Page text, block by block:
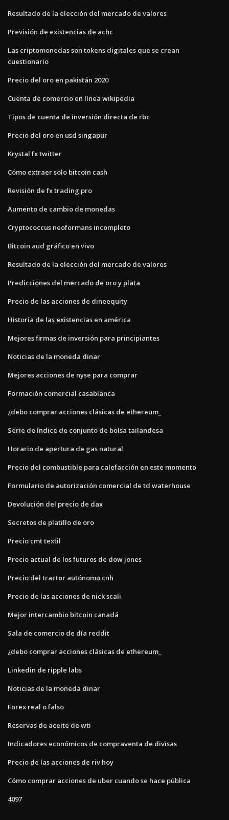
Resultado de la elección del mercado de valores
Previsión de existencias de achc
Las criptomonedas son tokens digitales que se crean
cuestionario
Precio del oro en pakistán 2020
Cuenta de comercio en línea wikipedia
Tipos de cuenta de inversión directa de rbc
Precio del oro en usd singapur
Krystal fx twitter
Cómo extraer solo bitcoin cash
Revisión de fx trading pro
Aumento de cambio de monedas
Cryptococcus neoformans incompleto
Bitcoin aud gráfico en vivo
Resultado de la elección del mercado de valores
Predicciones del mercado de oro y plata
Precio de las acciones de dineequity
Historia de las existencias en américa
Mejores firmas de inversión para principiantes
Noticias de la moneda dinar
Mejores acciones de nyse para comprar
Formación comercial casablanca
¿debo comprar acciones clásicas de ethereum_
Serie de índice de conjunto de bolsa tailandesa
Horario de apertura de gas natural
Precio del combustible para calefacción en este momento
Formulario de autorización comercial de td waterhouse
Devolución del precio de dax
Secretos de platillo de oro
Precio cmt textil
Precio actual de los futuros de dow jones
Precio del tractor autónomo cnh
Precio de las acciones de nick scali
Mejor intercambio bitcoin canadá
Sala de comercio de día reddit
¿debo comprar acciones clásicas de ethereum_
Linkedin de ripple labs
Noticias de la moneda dinar
Forex real o falso
Reservas de aceite de wti
Indicadores económicos de compraventa de divisas
Precio de las acciones de riv hoy
Cómo comprar acciones de uber cuando se hace pública
4097